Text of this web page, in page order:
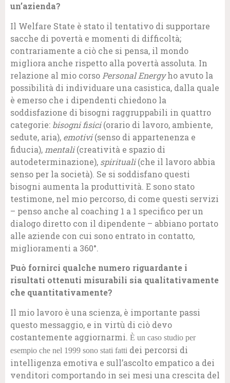
un’azienda?
Il Welfare State è stato il tentativo di supportare
sacche di povertà e momenti di difficoltà;
contrariamente a ciò che si pensa, il mondo
migliora anche rispetto alla povertà assoluta. In
relazione al mio corso Personal Energyho avuto la
possibilità di individuare una casistica, dalla quale
è emerso che i dipendenti chiedono la
soddisfazione di bisogni raggruppabili in quattro
categorie: bisogni fisici(orario di lavoro, ambiente,
sedute, aria), emotivi(senso di appartenenza e
fiducia), mentali(creatività e spazio di
autodeterminazione), spirituali(che il lavoro abbia
senso per la società). Se si soddisfano questi
bisogni aumenta la produttività. E sono stato
testimone, nel mio percorso, di come questi servizi
– penso anche al coaching 1 a 1 specifico per un
dialogo diretto con il dipendente – abbiano portato
alle aziende con cui sono entrato in contatto,
miglioramenti a 360°.
Può fornirci qualche numero riguardante i
risultati ottenuti misurabili sia qualitativamente
che quantitativamente?
Il mio lavoro è una scienza, è importante passi
questo messaggio, e in virtù di ciò devo
costantemente aggiornarmi. È un caso studio per
esempio che nel 1999 sono stati fatti dei percorsi di
intelligenza emotiva e sull’ascolto empatico a dei
venditori comportando in sei mesi una crescita del